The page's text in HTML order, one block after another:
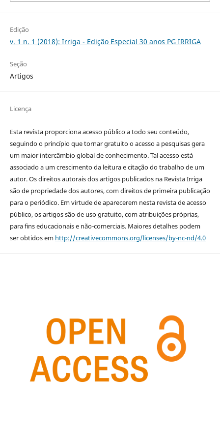
Edição
v. 1 n. 1 (2018): Irriga - Edição Especial 30 anos PG IRRIGA
Seção
Artigos
Licença
Esta revista proporciona acesso público a todo seu conteúdo,
seguindo o princípio que tornar gratuito o acesso a pesquisas gera
um maior intercâmbio global de conhecimento. Tal acesso está
associado a um crescimento da leitura e citação do trabalho de um
autor. Os direitos autorais dos artigos publicados na Revista Irriga
são de propriedade dos autores, com direitos de primeira publicação
para o periódico. Em virtude de aparecerem nesta revista de acesso
público, os artigos são de uso gratuito, com atribuições próprias,
para fins educacionais e não-comerciais. Maiores detalhes podem
ser obtidos em http://creativecommons.org/licenses/by-nc-nd/4.0